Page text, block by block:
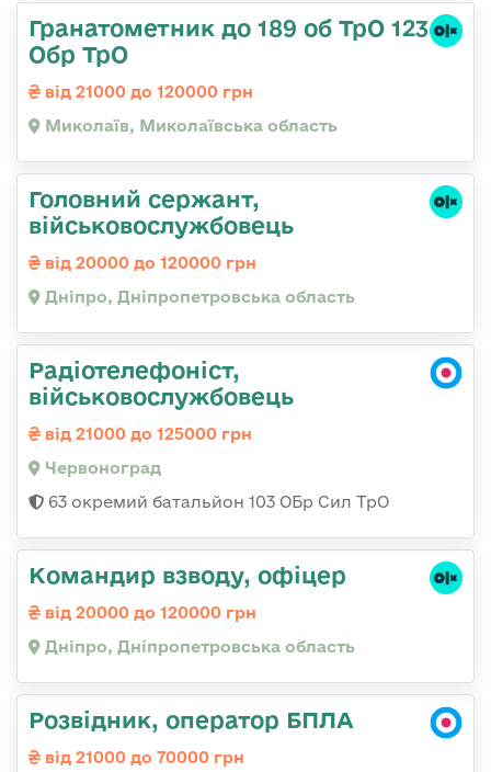
Гранатометник до 189 об ТрО 123
Обр ТрО
від 21000 до 120000 грн
Миколаїв, Миколаївська область
Головний сержант,
військовослужбовець
від 20000 до 120000 грн
Дніпро, Дніпропетровська область
Радіотелефоніст,
військовослужбовець
від 21000 до 125000 грн
Червоноград
63 окремий батальйон 103 ОБр Сил ТрО
Командир взводу, офіцер
від 20000 до 120000 грн
Дніпро, Дніпропетровська область
Розвідник, оператор БПЛА
від 21000 до 70000 грн